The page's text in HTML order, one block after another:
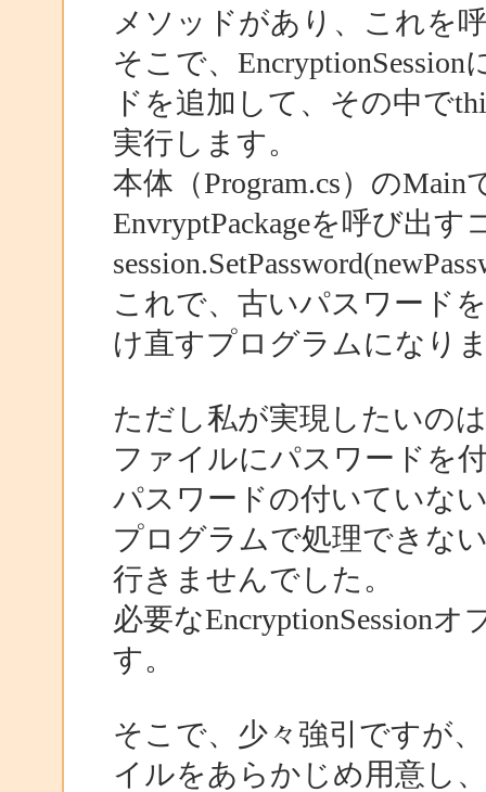
メソッドがあり、これを
そこで、EncryptionSession
ドを追加して、その中で
実行します。
本体（Program.cs）のMain
EnvryptPackageを呼び出す
これで、古いパスワード
け直すプログラムになり
ただし私が実現したいの
ファイルにパスワードを
パスワードの付いていな
プログラムで処理できな
行きませんでした。
必要なEncryptionSession
す。
そこで、少々強引ですが
イルをあらかじめ用意し